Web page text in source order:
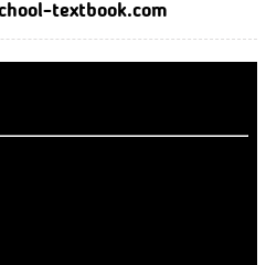
textbook.com